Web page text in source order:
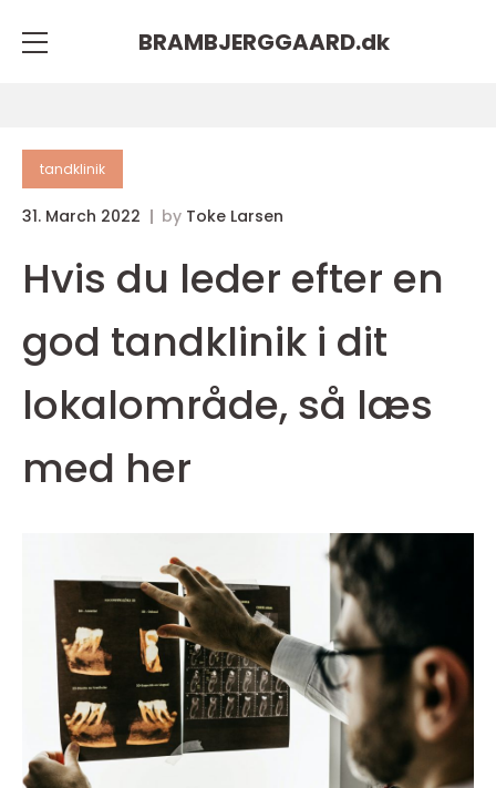
BRAMBJERGGAARD.dk
tandklinik
31. March 2022 by Toke Larsen
Hvis du leder efter en
god tandklinik i dit
lokalområde, så læs
med her